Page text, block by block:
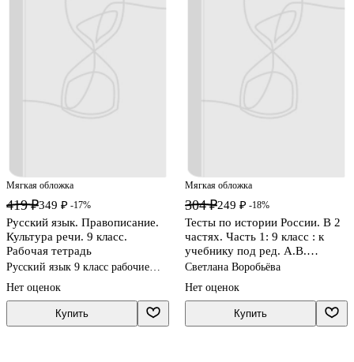
Мягкая обложка
419 ₽349 ₽ -17%
Русский язык. Правописание.
Культура речи. 9 класс.
Рабочая тетрадь
Русский язык 9 класс рабочие
Нет оценок
Купить
Мягкая обложка
304 ₽249 ₽ -18%
Тесты по истории России. В 2
частях. Часть 1: 9 класс : к
учебнику под ред. А.В.
Торкунова. ФГОС (к новому
Светлана Воробьёва
Нет оценок
Купить